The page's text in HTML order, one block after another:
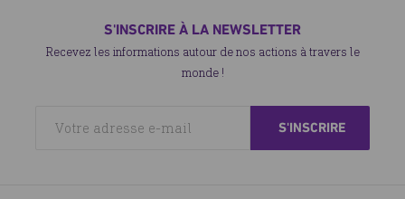
S'INSCRIRE À LA NEWSLETTER
Recevez les informations autour de nos actions à travers le
monde !